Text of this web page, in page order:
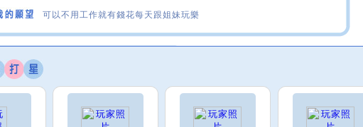
可以不用工作就有錢花每天跟姐妹玩樂